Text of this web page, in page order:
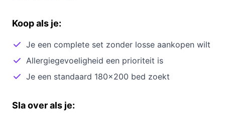
Koop als je:
Je een complete set zonder losse aankopen wilt
Allergiegevoeligheid een prioriteit is
Je een standaard 180x200 bed zoekt
Sla over als je: